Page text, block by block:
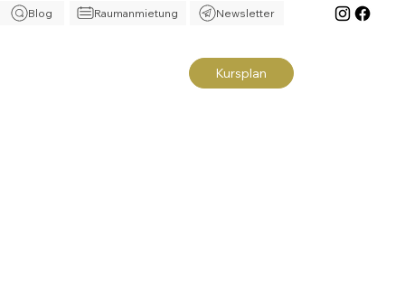
Blog Raumanmietung Newsletter
Kursplan